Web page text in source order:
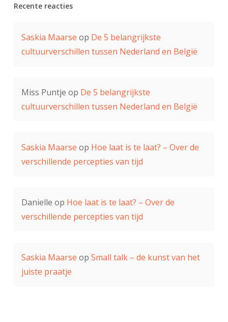
Recente reacties
Saskia Maarse op De 5 belangrijkste
cultuurverschillen tussen Nederland en België
Miss Puntje op De 5 belangrijkste
cultuurverschillen tussen Nederland en België
Saskia Maarse op Hoe laat is te laat? – Over de
verschillende percepties van tijd
Danielle op Hoe laat is te laat? – Over de
verschillende percepties van tijd
Saskia Maarse op Small talk – de kunst van het
juiste praatje